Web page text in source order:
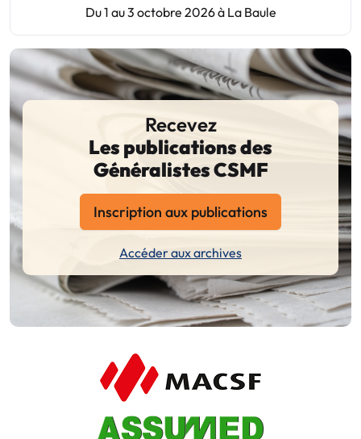
Du 1 au 3 octobre 2026 à La Baule
Recevez
Les publications des
Généralistes CSMF
Inscription aux publications
Accéder aux archives